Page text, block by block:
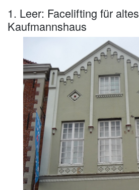
1. Leer: Facelifting für altes
Kaufmannshaus